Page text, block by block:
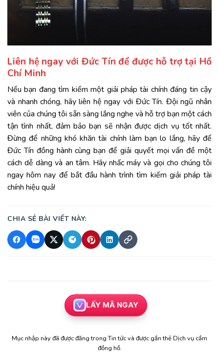
Liên hệ ngay với Đức Tín để được hỗ trợ tại Hồ
Chí Minh
Nếu bạn đang tìm kiếm một giải pháp tài chính đáng tin cậy
và nhanh chóng, hãy liên hệ ngay với Đức Tín. Đội ngũ nhân
viên của chúng tôi sẵn sàng lắng nghe và hỗ trợ bạn một cách
tận tình nhất, đảm bảo bạn sẽ nhận được dịch vụ tốt nhất.
Đừng để những khó khăn tài chính làm bạn lo lắng, hãy để
Đức Tín đồng hành cùng bạn để giải quyết mọi vấn đề một
cách dễ dàng và an tâm. Hãy nhấc máy và gọi cho chúng tôi
ngay hôm nay để bắt đầu hành trình tìm kiếm giải pháp tài
chính hiệu quả!
CHIA SẺ BÀI VIẾT NÀY:
LẤY MÃ NGAY
Mục nhập này đã được đăng trongTin tứcvà được gắn thẻDịch vụ cầm
đồng hồ.